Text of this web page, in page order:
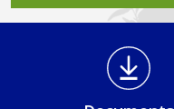
Médiathèque Footer